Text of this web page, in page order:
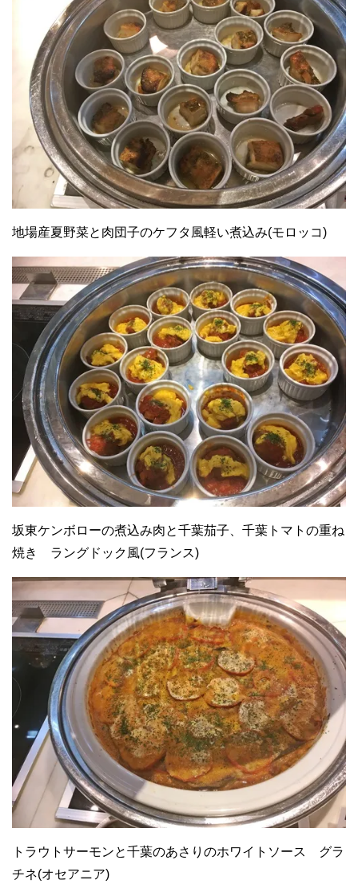
地場産夏野菜と肉団子のケフタ風軽い煮込み(モロッコ)
坂東ケンボローの煮込み肉と千葉茄子、千葉トマトの重ね
焼き ラングドック風(フランス)
トラウトサーモンと千葉のあさりのホワイトソース グラ
チネ(オセアニア)